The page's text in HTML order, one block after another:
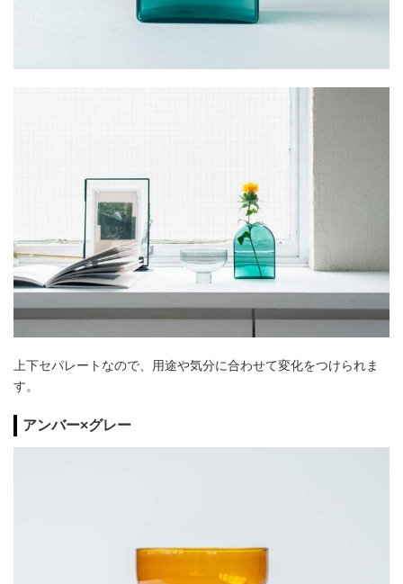
上下セパレートなので、用途や気分に合わせて変化をつけられま
す。
アンバー×グレー